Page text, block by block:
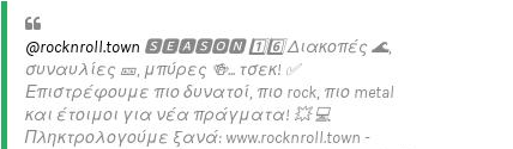
@rocknroll.town 🆂🅴🅰🆂🅾🅽 1️⃣6️⃣ Διακοπές 🌊,
συναυλίες 🎫, μπύρες 🍻... τσεκ! ✅️
Επιστρέφουμε πιο δυνατοί, πιο rock, πιο metal
και έτοιμοι για νέα πράγματα! 💥 💻
Πληκτρολογούμε ξανά: www.rocknroll.town -